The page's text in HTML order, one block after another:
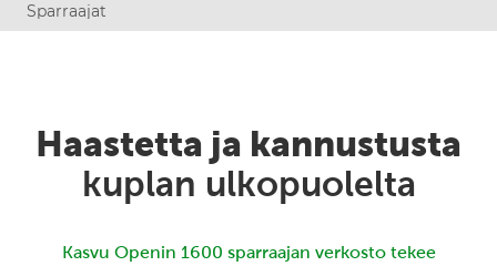
Sparraajat
Haastetta ja kannustusta
kuplan ulkopuolelta
Kasvu Openin 1600 sparraajan verkosto tekee